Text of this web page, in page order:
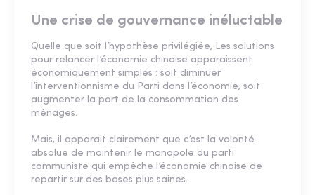
Une crise de gouvernance inéluctable
Quelle que soit l’hypothèse privilégiée, Les solutions
pour relancer l’économie chinoise apparaissent
économiquement simples : soit diminuer
l’interventionnisme du Parti dans l’économie, soit
augmenter la part de la consommation des
ménages.
Mais, il apparait clairement que c’est la volonté
absolue de maintenir le monopole du parti
communiste qui empêche l’économie chinoise de
repartir sur des bases plus saines.